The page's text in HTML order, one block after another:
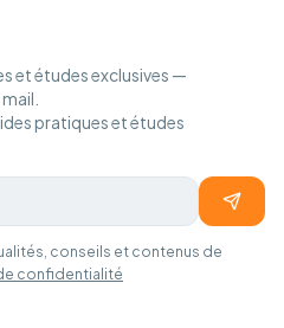
et études exclusives —
pratiques et études
conseils et contenus de
confidentialité